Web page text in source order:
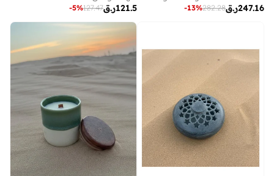
ر.ق247.16
282.28
-13%
ر.ق121.5
127.47
-5%